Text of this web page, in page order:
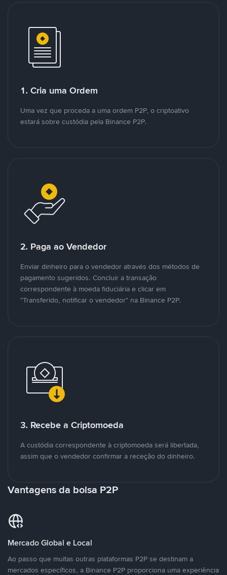
1. Cria uma Ordem
Uma vez que proceda a uma ordem P2P, o criptoativo
estará sobre custódia pela Binance P2P.
2. Paga ao Vendedor
Enviar dinheiro para o vendedor através dos métodos de
pagamento sugeridos. Concluir a transação
correspondente à moeda fiduciária e clicar em
"Transferido, notificar o vendedor" na Binance P2P.
3. Recebe a Criptomoeda
A custódia correspondente à criptomoeda será libertada,
assim que o vendedor confirmar a receção do dinheiro.
Vantagens da bolsa P2P
Mercado Global e Local
Ao passo que muitas outras plataformas P2P se destinam a
mercados específicos, a Binance P2P proporciona uma experiência